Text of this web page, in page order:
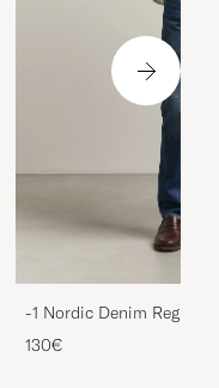
-1 Nordic Denim Regular
130€